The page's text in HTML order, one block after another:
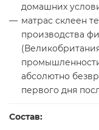
домашних
матрас склеен
производства
абсолютно
первого дня
Состав: